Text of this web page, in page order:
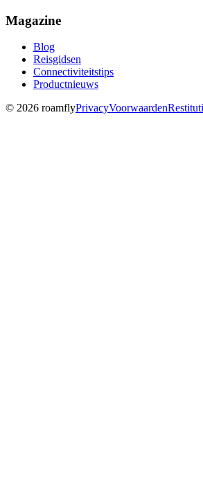
Magazine
Blog
Reisgidsen
Connectiviteitstips
Productnieuws
© 2026 roamflyPrivacyVoorwaarden